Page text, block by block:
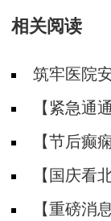
相关阅读
筑牢医院
防安全培训纪
【紧急通
神经内科胡颖
【节后癫
院陈葵博士
题！
【国庆看
天坛&首钢医
【重磅消